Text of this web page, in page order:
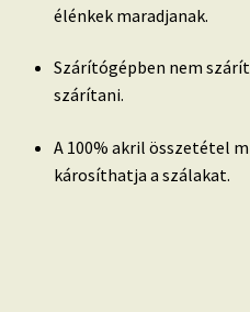
élénkek maradjanak.
Szárítógépben nem
szárítani.
A 100% akril összetétel
károsíthatja a szálakat.